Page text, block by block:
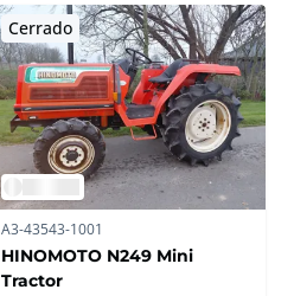
Cerrado
A3-43543-1001
HINOMOTO N249 Mini
Tractor